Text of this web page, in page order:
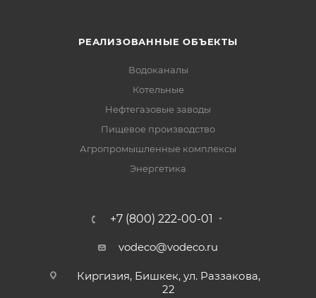
РЕАЛИЗОВАННЫЕ ОБЪЕКТЫ
Водоканалы
Котельные
Нефтегазовые заводы
Пищевое производство
Агропромышленные комплексы
Энергетика
+7 (800) 222-00-01
vodeco@vodeco.ru
Киргизия, Бишкек, ул. Раззакова,
22